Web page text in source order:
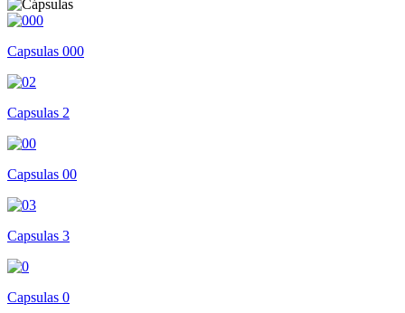
Capsulas 000
Capsulas 2
Capsulas 00
Capsulas 3
Capsulas 0